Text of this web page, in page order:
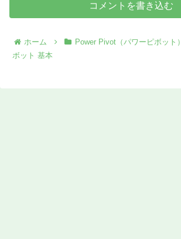
コメントを書き込む
ホーム Power Pivot（パワーピボット）
ボット 基本